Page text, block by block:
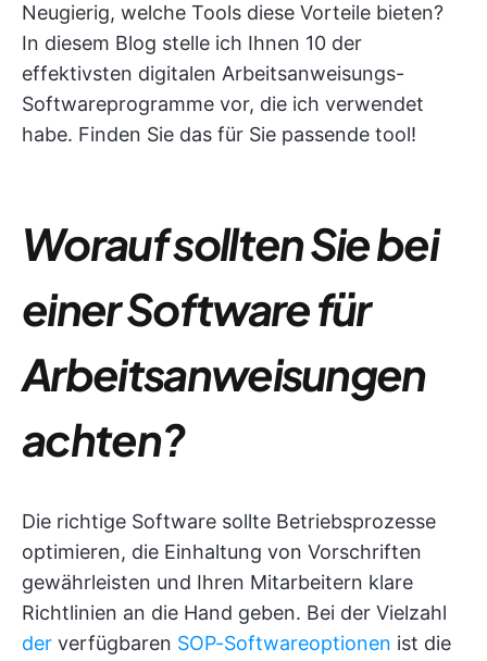
Neugierig, welche Tools diese Vorteile bieten?
In diesem Blog stelle ich Ihnen 10 der
effektivsten digitalen Arbeitsanweisungs-
Softwareprogramme vor, die ich verwendet
habe. Finden Sie das für Sie passende tool!
Worauf sollten Sie bei
einer Software für
Arbeitsanweisungen
achten?
Die richtige Software sollte Betriebsprozesse
optimieren, die Einhaltung von Vorschriften
gewährleisten und Ihren Mitarbeitern klare
Richtlinien an die Hand geben. Bei der Vielzahl
der verfügbaren SOP-Softwareoptionen ist die